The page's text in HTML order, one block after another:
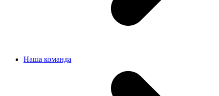
Наша команда